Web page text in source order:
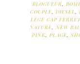
BLOGUEUR,
COUPLE, DIESEL,
LEGE CAP
NATURE,NEW
PINK, PLAGE,